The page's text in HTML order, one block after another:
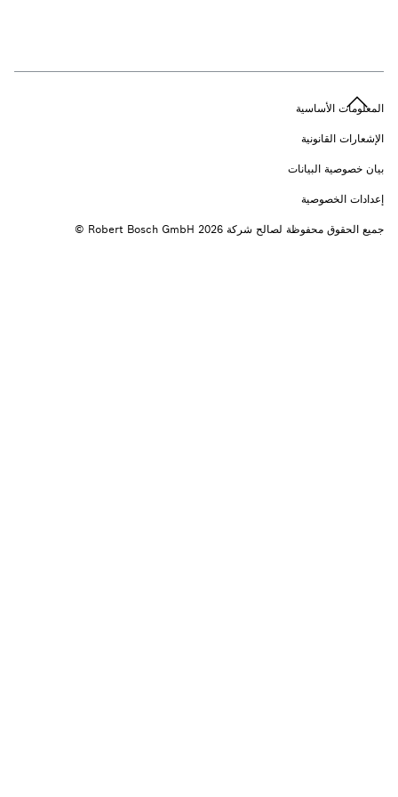
المعلومات الأساسية
الإشعارات القانونية
بيان خصوصية البيانات
إعدادات الخصوصية
جميع الحقوق محفوظة لصالح شركة 2026 ‎© Robert Bosch GmbH